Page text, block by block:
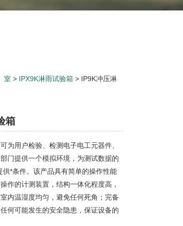
室 > IPX9K淋雨试验箱 > IP9K冲压淋
箱
为用户检验、检测电子电工元器件、
门提供一个模拟环境，为测试数据的
*条件。该产品具有简单的操作性能
作的计测装置，结构一体化程度高，
内温湿度均匀，避免任何死角；完备
何可能发生的安全隐患，保证设备的